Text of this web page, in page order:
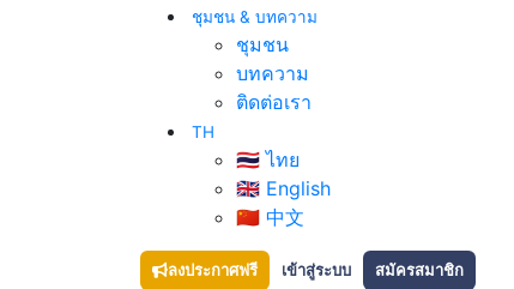
ชุมชน & บทความ
ชุมชน
บทความ
ติดต่อเรา
TH
🇹🇭 ไทย
🇬🇧 English
🇨🇳 中文
ลงประกาศฟรี เข้าสู่ระบบ สมัครสมาชิก